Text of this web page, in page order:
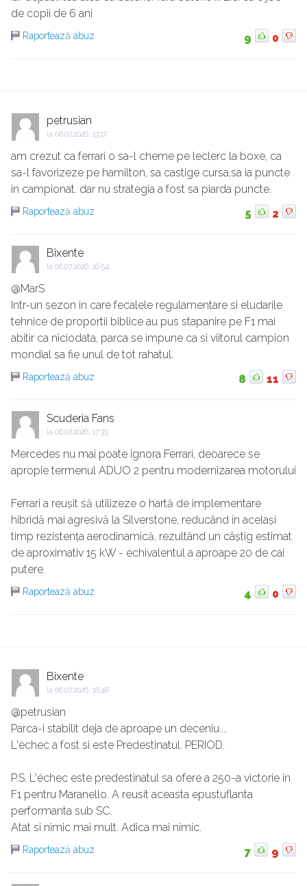
de copii de 6 ani
Raportează abuz 9 0
petrusian
la 06.07.2026, 13:17
am crezut ca ferrari o sa-l cheme pe leclerc la boxe, ca
sa-l favorizeze pe hamilton, sa castige cursa,sa ia puncte
in campionat. dar nu strategia a fost sa piarda puncte.
Raportează abuz 5 2
Bixente
la 06.07.2026, 16:54
@MarS
Intr-un sezon in care fecalele regulamentare si eludarile
tehnice de proportii biblice au pus stapanire pe F1 mai
abitir ca niciodata, parca se impune ca si viitorul campion
mondial sa fie unul de tot rahatul.
Raportează abuz 8 11
Scuderia Fans
la 06.07.2026, 17:33
Mercedes nu mai poate ignora Ferrari, deoarece se
apropie termenul ADUO 2 pentru modernizarea motorului
Ferrari a reușit să utilizeze o hartă de implementare
hibridă mai agresivă la Silverstone, reducând în același
timp rezistența aerodinamică, rezultând un câștig estimat
de aproximativ 15 kW - echivalentul a aproape 20 de cai
putere.
Raportează abuz 4 0
Bixente
la 06.07.2026, 18:48
@petrusian
Parca-i stabilit deja de aproape un deceniu....
L'échec a fost si este Predestinatul. PERIOD.
P.S. L'échec este predestinatul sa ofere a 250-a victorie in
F1 pentru Maranello. A reusit aceasta epustuflanta
performanta sub SC.
Atat si nimic mai mult. Adica mai nimic.
Raportează abuz 7 9